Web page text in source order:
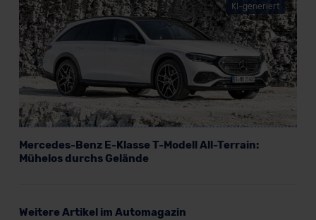
KI-generiert
Mercedes-Benz E-Klasse T-Modell All-Terrain:
Mühelos durchs Gelände
Weitere Artikel im Automagazin